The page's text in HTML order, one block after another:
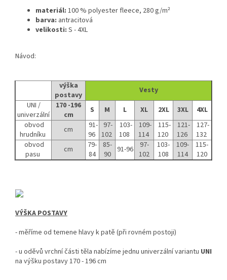
materiál: 100 % polyester fleece, 280 g/m²
barva: antracitová
velikosti: S - 4XL
Návod:
výška
postavy
Vesty
UNI /
univerzální
170 -196
cm
S M L XL 2XL 3XL
4XL
obvod
hrudníku
cm
91-
96
97-
102
103-
108
109-
114
115-
120
121-
126
127-
132
obvod
pasu
cm
79-
84
85-
90
91-96
97-
102
103-
108
109-
114
115-
120
VÝŠKA POSTAVY
-měříme od temene hlavy k patě (při rovném postoji)
- u oděvů vrchní části těla nabízíme jednu univerzální variantu UNI
na výšku postavy 170 - 196 cm